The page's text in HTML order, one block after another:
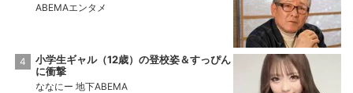
ABEMAエンタメ
小学生ギャル（12歳）の登校姿＆すっぴん
に衝撃
ななにー 地下ABEMA